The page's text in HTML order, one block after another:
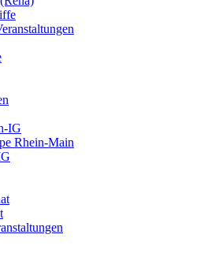
IG
Rhein-Main